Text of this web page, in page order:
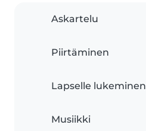
Askartelu
Piirtäminen
Lapselle lukeminen
Musiikki